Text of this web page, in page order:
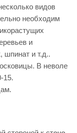
видов
необходим
и
шпинат и т.д..
В неволе
15.